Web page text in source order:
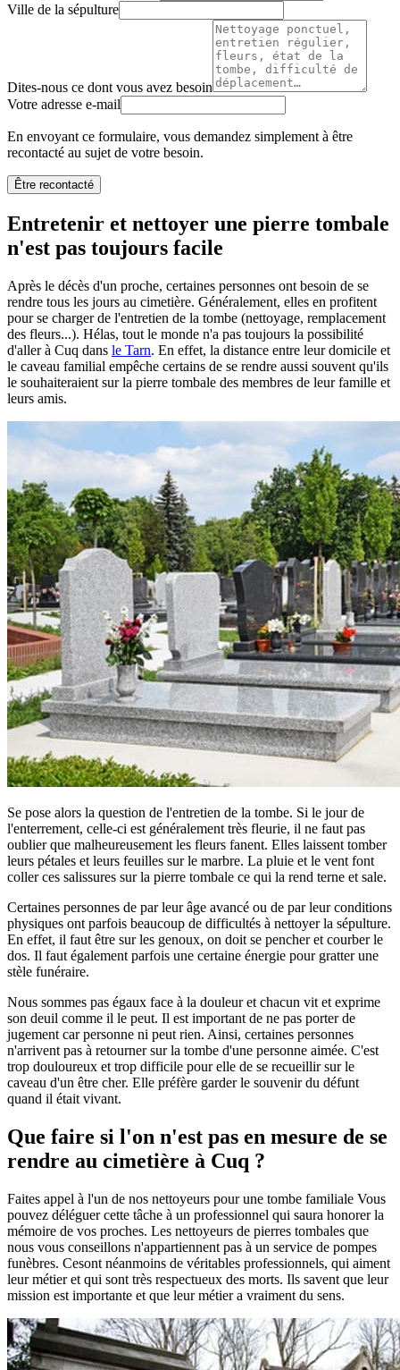
Ville de la sépulture
Dites-nous ce dont vous avez besoin
Votre adresse e-mail
En envoyant ce formulaire, vous demandez simplement à être
recontacté au sujet de votre besoin.
Être recontacté
Entretenir et nettoyer une pierre tombale
n'est pas toujours facile
Après le décès d'un proche, certaines personnes ont besoin de se
rendre tous les jours au cimetière. Généralement, elles en profitent
pour se charger de l'entretien de la tombe (nettoyage, remplacement
des fleurs...). Hélas, tout le monde n'a pas toujours la possibilité
d'aller à Cuq dans le Tarn. En effet, la distance entre leur domicile et
le caveau familial empêche certains de se rendre aussi souvent qu'ils
le souhaiteraient sur la pierre tombale des membres de leur famille et
leurs amis.
Se pose alors la question de l'entretien de la tombe. Si le jour de
l'enterrement, celle-ci est généralement très fleurie, il ne faut pas
oublier que malheureusement les fleurs fanent. Elles laissent tomber
leurs pétales et leurs feuilles sur le marbre. La pluie et le vent font
coller ces salissures sur la pierre tombale ce qui la rend terne et sale.
Certaines personnes de par leur âge avancé ou de par leur conditions
physiques ont parfois beaucoup de difficultés à nettoyer la sépulture.
En effet, il faut être sur les genoux, on doit se pencher et courber le
dos. Il faut également parfois une certaine énergie pour gratter une
stèle funéraire.
Nous sommes pas égaux face à la douleur et chacun vit et exprime
son deuil comme il le peut. Il est important de ne pas porter de
jugement car personne ni peut rien. Ainsi, certaines personnes
n'arrivent pas à retourner sur la tombe d'une personne aimée. C'est
trop douloureux et trop difficile pour elle de se recueillir sur le
caveau d'un être cher. Elle préfère garder le souvenir du défunt
quand il était vivant.
Que faire si l'on n'est pas en mesure de se
rendre au cimetière à Cuq ?
Faites appel à l'un de nos nettoyeurs pour une tombe familiale Vous
pouvez déléguer cette tâche à un professionnel qui saura honorer la
mémoire de vos proches. Les nettoyeurs de pierres tombales que
nous vous conseillons n'appartiennent pas à un service de pompes
funèbres. Cesont néanmoins de véritables professionnels, qui aiment
leur métier et qui sont très respectueux des morts. Ils savent que leur
mission est importante et que leur métier a vraiment du sens.